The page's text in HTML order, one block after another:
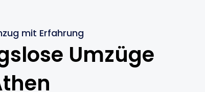
mit Erfahrung
Umzüge